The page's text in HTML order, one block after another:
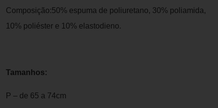
Composição:50% espuma de poliuretano, 30% poliamida,
10% poliéster e 10% elastodieno.
Tamanhos:
P – de 65 a 74cm